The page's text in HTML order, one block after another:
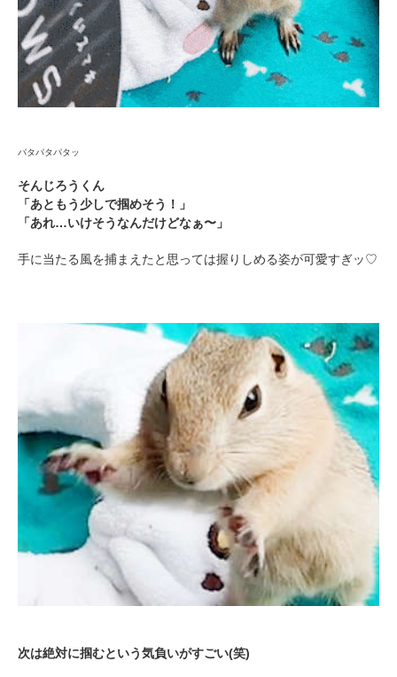
パタパタパタッ
そんじろうくん
「あともう少しで掴めそう！」
「あれ…いけそうなんだけどなぁ〜」
手に当たる風を捕まえたと思っては握りしめる姿が可愛すぎッ♡
次は絶対に掴むという気負いがすごい(笑)
pecodogs
いぬ部をフォロー
pecocats
ねこ部をフォロー
PECOアプリをダウンロード済みの方
アプリをダウンロードする